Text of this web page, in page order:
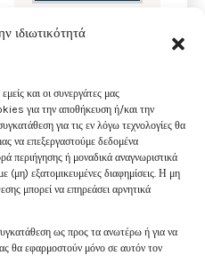
ιδιωτικότητά
και οι συνεργάτες μας
για την αποθήκευση ή/και την
για τις εν λόγω τεχνολογίες θα
να επεξεργαστούμε δεδομένα
περιήγησης ή μοναδικά αναγνωριστικά
(μη) εξατομικευμένες διαφημίσεις. Η μη
μπορεί να επηρεάσει αρνητικά
ως προς τα ανωτέρω ή για να
θα εφαρμοστούν μόνο σε αυτόν τον